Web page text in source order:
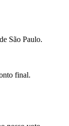
São Paulo.
final.